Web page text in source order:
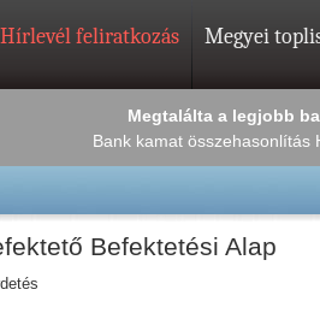
Hírlevél feliratkozás Megyei
Megtalálta a legjobb
Bank kamat összehasonlítás
Befektetési Alap